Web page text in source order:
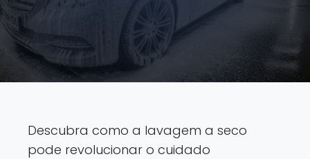
Descubra como a lavagem a seco
pode revolucionar o cuidado